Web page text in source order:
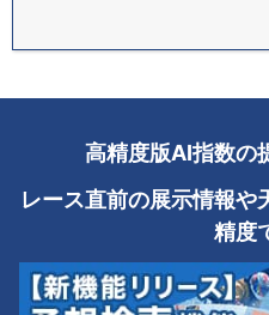
高精度版AI指数の
レース直前の展示情報や
精度